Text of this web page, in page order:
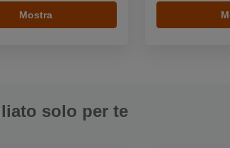
Mostra
solo per te